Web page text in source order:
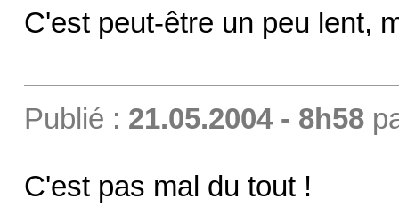
C'est peut-être un peu lent,
Publié : 21.05.2004 - 8h58
C'est pas mal du tout !